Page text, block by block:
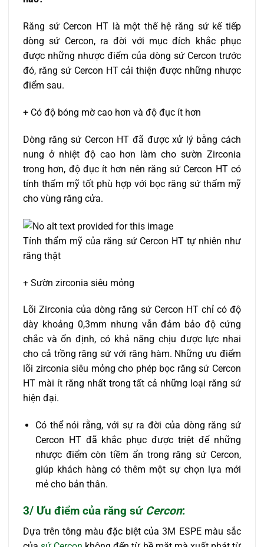
Răng sứ Cercon HT là một thế hệ răng sứ kế tiếp
dòng sứ Cercon, ra đời với mục đích khắc phục
được những nhược điểm của dòng sứ Cercon trước
đó, răng sứ Cercon HT cải thiện được những nhược
điểm sau.
+ Có độ bóng mờ cao hơn và độ đục ít hơn
Dòng răng sứ Cercon HT đã được xử lý bằng cách
nung ở nhiệt độ cao hơn làm cho sườn Zirconia
trong hơn, độ đục ít hơn nên răng sứ Cercon HT có
tính thẩm mỹ tốt phù hợp với bọc răng sứ thẩm mỹ
cho vùng răng cửa.
Tính thẩm mỹ của răng sứ Cercon HT tự nhiên như
răng thật
+ Sườn zirconia siêu mỏng
Lõi Zirconia của dòng răng sứ Cercon HT chỉ có độ
dày khoảng 0,3mm nhưng vẫn đảm bảo độ cứng
chắc và ổn định, có khả năng chịu được lực nhai
cho cả trồng răng sứ với răng hàm. Những ưu điểm
lõi zirconia siêu mỏng cho phép bọc răng sứ Cercon
HT mài ít răng nhất trong tất cả những loại răng sứ
hiện đại.
Có thể nói rằng, với sự ra đời của dòng răng sứ
Cercon HT đã khắc phục được triệt để những
nhược điểm còn tiềm ẩn trong răng sứ Cercon,
giúp khách hàng có thêm một sự chọn lựa mới
mẻ cho bản thân.
3/ Ưu điểm của răng sứ Cercon:
Dựa trên tông màu đặc biệt của 3M ESPE màu sắc